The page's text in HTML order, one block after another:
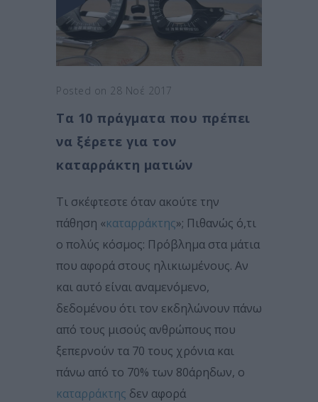
Posted on 28 Νοέ 2017
Τα 10 πράγματα που πρέπει
να ξέρετε για τον
καταρράκτη ματιών
Τι σκέφτεστε όταν ακούτε την
πάθηση «καταρράκτης»; Πιθανώς ό,τι
ο πολύς κόσμος: Πρόβλημα στα μάτια
που αφορά στους ηλικιωμένους. Αν
και αυτό είναι αναμενόμενο,
δεδομένου ότι τον εκδηλώνουν πάνω
από τους μισούς ανθρώπους που
ξεπερνούν τα 70 τους χρόνια και
πάνω από το 70% των 80άρηδων, ο
καταρράκτης δεν αφορά